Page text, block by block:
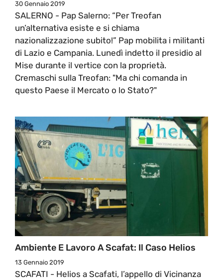
30 Gennaio 2019
SALERNO - Pap Salerno: “Per Treofan
un’alternativa esiste e si chiama
nazionalizzazione subito!” Pap mobilita i militanti
di Lazio e Campania. Lunedì indetto il presidio al
Mise durante il vertice con la proprietà.
Cremaschi sulla Treofan: "Ma chi comanda in
questo Paese il Mercato o lo Stato?"
Ambiente E Lavoro A Scafat: Il Caso Helios
13 Gennaio 2019
SCAFATI - Helios a Scafati, l’appello di Vicinanza